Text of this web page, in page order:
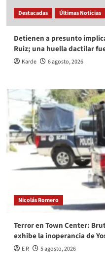
Destacadas Últimas Noticias
Detienen a presunto
Ruiz; una huella dactilar
Karde 6 agosto, 2026
Nicolás Romero
Terror en Town Center:
exhibe la inoperancia de
E R 5 agosto, 2026